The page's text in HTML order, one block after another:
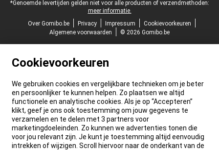
*Genoemde levertijden gelden niet voor alle producten of verzendmethoden:
meer informatie.
Over Gomibo.be
Privacy Impressum
Cookievoorkeuren
Algemene voorwaarden
© 2026 Gomibo.be
Cookievoorkeuren
We gebruiken cookies en vergelijkbare technieken om je beter
en persoonlijker te kunnen helpen. Zo plaatsen we altijd
functionele en analytische cookies. Als je op “Accepteren”
klikt, geef je ons ook toestemming om jouw gegevens te
verzamelen en te delen met 3 partners voor
marketingdoeleinden. Zo kunnen we advertenties tonen die
voor jou relevant zijn. Je kunt je toestemming altijd eenvoudig
intrekken of wijzigen. Scroll hiervoor naar de onderkant van de